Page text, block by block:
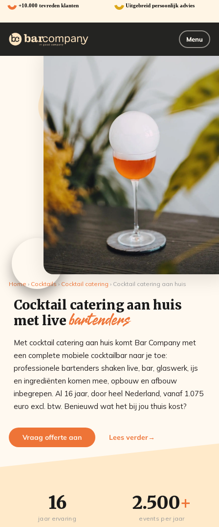
Ga
naar
de
Menu
+10.000 tevreden klanten Uitgebreid persoonlijk advies
Home › Cocktails › Cocktail catering › Cocktail catering aan huis
Cocktail catering aan huis
met livebartenders
Met cocktail catering aan huis komt Bar Company met
een complete mobiele cocktailbar naar je toe:
professionele bartenders shaken live, bar, glaswerk, ijs
en ingrediënten komen mee, opbouw en afbouw
inbegrepen. Al 16 jaar, door heel Nederland, vanaf 1.075
euro excl. btw. Benieuwd wat het bij jou thuis kost?
Vraag offerte aan Lees verder
16
jaar ervaring
2.500+
events per jaar